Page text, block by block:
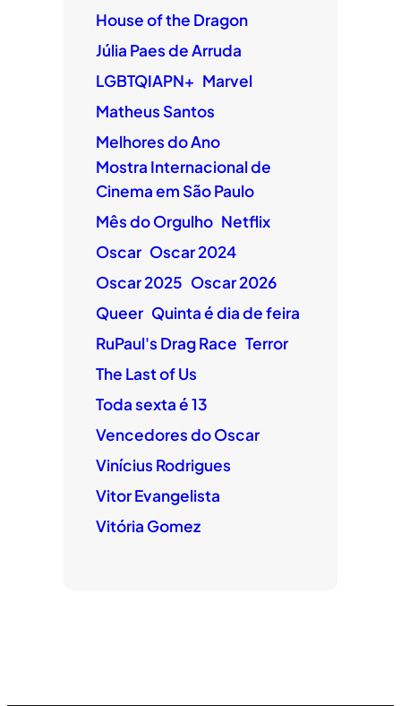
House of the Dragon
Júlia Paes de Arruda
LGBTQIAPN+ Marvel
Matheus Santos
Melhores do Ano
Mostra Internacional de
Cinema em São Paulo
Mês do Orgulho Netflix
Oscar Oscar 2024
Oscar 2025 Oscar 2026
Queer Quinta é dia de feira
RuPaul's Drag Race Terror
The Last of Us
Toda sexta é 13
Vencedores do Oscar
Vinícius Rodrigues
Vitor Evangelista
Vitória Gomez